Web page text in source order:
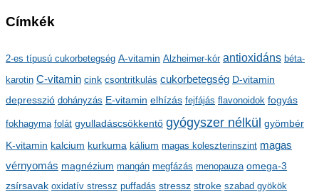
c
í
v
u
m
Címkék
2-es típusú cukorbetegség A-vitamin Alzheimer-kór antioxidáns béta-
karotin C-vitamin cink csontritkulás cukorbetegség D-vitamin
depresszió dohányzás E-vitamin elhízás fejfájás flavonoidok fogyás
fokhagyma folát gyulladáscsökkentő gyógyszer nélkül gyömbér
K-vitamin kalcium kurkuma kálium magas koleszterinszint magas
vérnyomás magnézium mangán megfázás menopauza omega-3
zsírsavak oxidatív stressz puffadás stressz stroke szabad gyökök